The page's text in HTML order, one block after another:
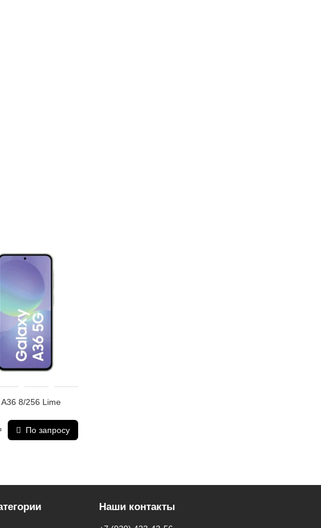
у менеджеров магазина.
приложений (RuStore).
8/256 Lime
По запросу
Наши контакты